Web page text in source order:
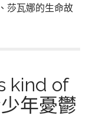
莎瓦娜的生命故
kind of
年憂鬱